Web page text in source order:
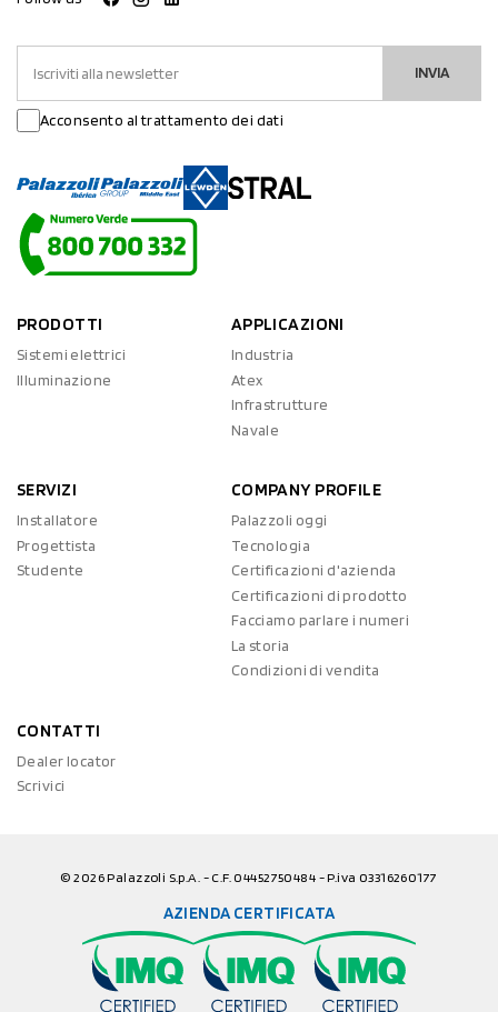
INVIA
Acconsento al trattamento dei dati
PRODOTTI
Sistemi elettrici
Illuminazione
APPLICAZIONI
Industria
Atex
Infrastrutture
Navale
SERVIZI
Installatore
Progettista
Studente
COMPANY PROFILE
Palazzoli oggi
Tecnologia
Certificazioni d'azienda
Certificazioni di prodotto
Facciamo parlare i numeri
La storia
Condizioni di vendita
CONTATTI
Dealer locator
Scrivici
© 2026 Palazzoli S.p.A. - C.F. 04452750484 - P.iva 03316260177
AZIENDA CERTIFICATA